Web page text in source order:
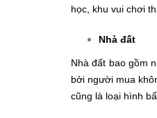
học, khu vui chơi
Nhà đất
Nhà đất bao gồm
bởi người mua
cũng là loại hình